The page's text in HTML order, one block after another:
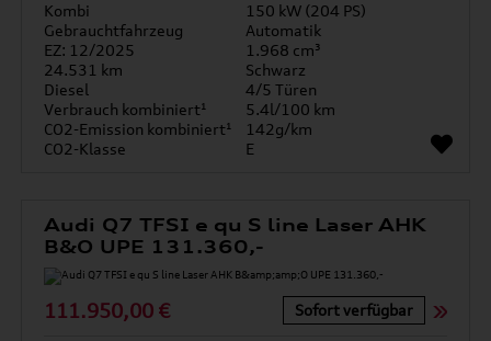
Kombi
150 kW (204 PS)
Gebrauchtfahrzeug
Automatik
EZ: 12/2025
1.968 cm³
24.531 km
Schwarz
Diesel
4/5 Türen
Verbrauch kombiniert¹
5.4l/100 km
CO2-Emission kombiniert¹
142g/km
CO2-Klasse
E
Audi Q7 TFSI e qu S line Laser AHK
B&O UPE 131.360,-
111.950,00 € Sofort verfügbar